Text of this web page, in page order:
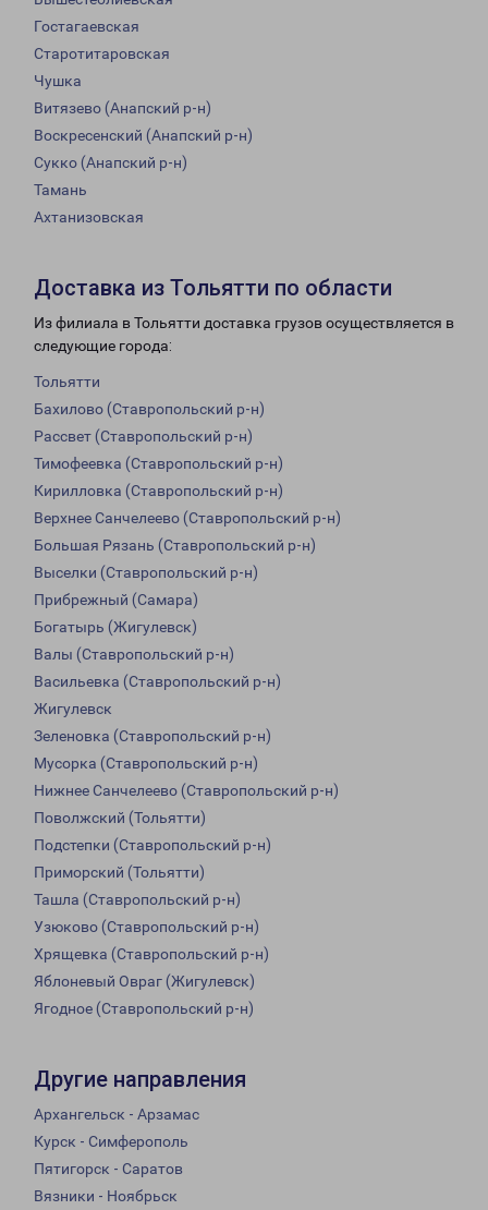
Гостагаевская
Старотитаровская
Чушка
Витязево (Анапский р-н)
Воскресенский (Анапский р-н)
Сукко (Анапский р-н)
Тамань
Ахтанизовская
Доставка из Тольятти по области
Из филиала в Тольятти доставка грузов осуществляется в
следующие города:
Тольятти
Бахилово (Ставропольский р-н)
Рассвет (Ставропольский р-н)
Тимофеевка (Ставропольский р-н)
Кирилловка (Ставропольский р-н)
Верхнее Санчелеево (Ставропольский р-н)
Большая Рязань (Ставропольский р-н)
Выселки (Ставропольский р-н)
Прибрежный (Самара)
Богатырь (Жигулевск)
Валы (Ставропольский р-н)
Васильевка (Ставропольский р-н)
Жигулевск
Зеленовка (Ставропольский р-н)
Мусорка (Ставропольский р-н)
Нижнее Санчелеево (Ставропольский р-н)
Поволжский (Тольятти)
Подстепки (Ставропольский р-н)
Приморский (Тольятти)
Ташла (Ставропольский р-н)
Узюково (Ставропольский р-н)
Хрящевка (Ставропольский р-н)
Яблоневый Овраг (Жигулевск)
Ягодное (Ставропольский р-н)
Другие направления
Архангельск - Арзамас
Курск - Симферополь
Пятигорск - Саратов
Вязники - Ноябрьск